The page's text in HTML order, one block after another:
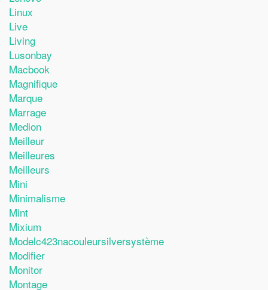
Linux
Live
Living
Lusonbay
Macbook
Magnifique
Marque
Marrage
Medion
Meilleur
Meilleures
Meilleurs
Mini
Minimalisme
Mint
Mixium
Modelc423nacouleursilversystème
Modifier
Monitor
Montage